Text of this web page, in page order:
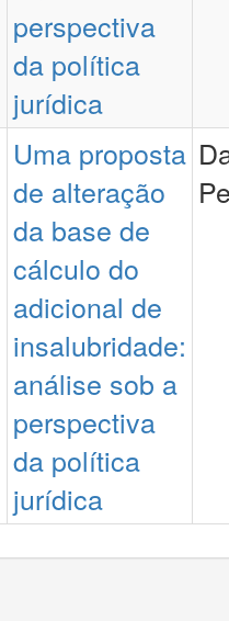
perspectiva
da política
jurídica
Uma proposta
de alteração
da base de
cálculo do
adicional de
insalubridade:
análise sob a
perspectiva
da política
jurídica